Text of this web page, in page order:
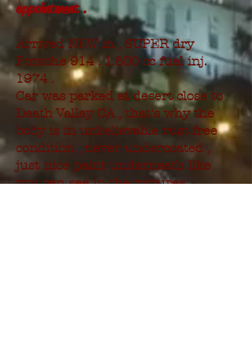
appointment .
Arrived NEW in , SUPER dry
Porsche 914 , 1.800 cc fuel inj.
1974 .
Car was parked at desert close to
Death Valley CA , that's why the
body is in unbelievable rust free
condition , never undercoated ,
just nice paint underneath like
you can see in the pictures .